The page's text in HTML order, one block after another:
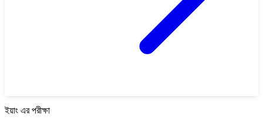
ইয়াং এর পরীক্ষা